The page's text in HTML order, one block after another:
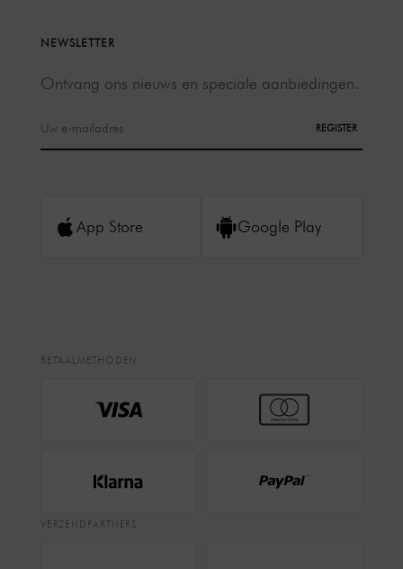
NEWSLETTER
Ontvang ons nieuws en speciale aanbiedingen.
REGISTER
App Store Google Play
BETAALMETHODEN
VERZENDPARTNERS